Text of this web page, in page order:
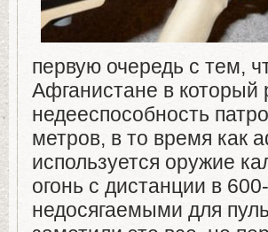
первую очередь с тем,
Афганистане в
недееспособность
метров, в то время как
используется оружие
огонь с дистанции в
недосягаемыми для